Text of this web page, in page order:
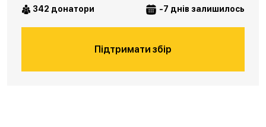
342 донатори -7 днів залишилось
Підтримати збір